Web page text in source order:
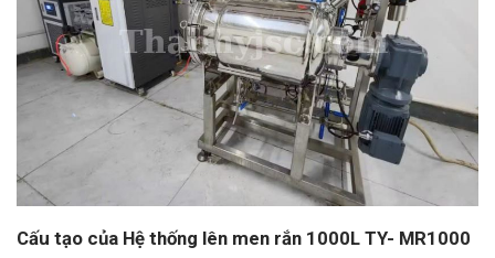
Cấu tạo của Hệ thống lên men rắn 1000L TY- MR1000